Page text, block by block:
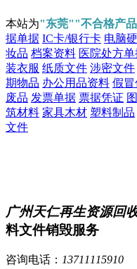
本站为"东莞""不合格产
据单据 IC卡/银行卡 电脑
妆品 档案资料 医院处方
装衣服 纸质文件 涉密文件
期物品 办公用品资料 假冒
废品 发票单据 票据凭证
筑材料 家具木材 塑料制品
文件
广州天仁再生资源回
料文件销毁服务
咨询电话： 13711115910